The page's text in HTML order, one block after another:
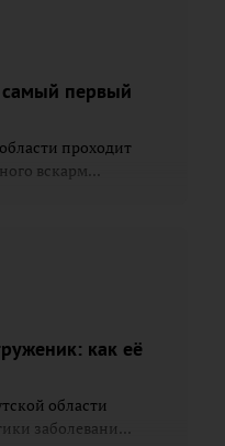
первый
проходит
вскарм...
как её
области
заболевани...